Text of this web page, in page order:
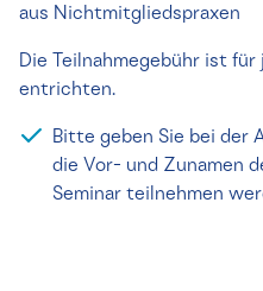
aus Nichtmitgliedspraxen
Die Teilnahmegebühr ist
entrichten.
Bitte geben Sie bei der
die Vor- und Zunamen
Seminar teilnehmen